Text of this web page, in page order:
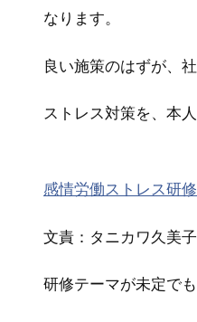
なります。
良い施策のはずが、
ストレス対策を、本
感情労働ストレス研
文責：タニカワ久美子
研修テーマが未定で